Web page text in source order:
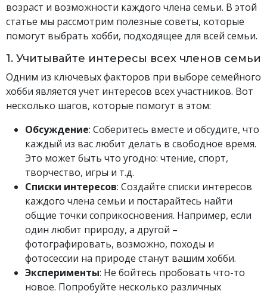
возраст и возможности каждого члена семьи. В этой
статье мы рассмотрим полезные советы, которые
помогут выбрать хобби, подходящее для всей семьи.
1. Учитывайте интересы всех членов семьи
Одним из ключевых факторов при выборе семейного
хобби является учет интересов всех участников. Вот
несколько шагов, которые помогут в этом:
Обсуждение: Соберитесь вместе и обсудите, что
каждый из вас любит делать в свободное время.
Это может быть что угодно: чтение, спорт,
творчество, игры и т.д.
Списки интересов: Создайте списки интересов
каждого члена семьи и постарайтесь найти
общие точки соприкосновения. Например, если
один любит природу, а другой –
фотографировать, возможно, походы и
фотосессии на природе станут вашим хобби.
Эксперименты: Не бойтесь пробовать что-то
новое. Попробуйте несколько различных